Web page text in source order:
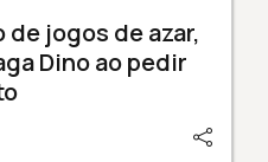
jogos de azar,
Dino ao pedir